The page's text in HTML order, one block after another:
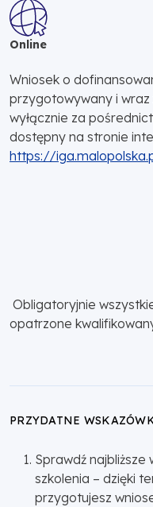
Online
Wniosek o
przygotowywany i wraz
wyłącznie za
dostępny na stronie
https://
Obligatoryjnie
opatrzone
PRZYDATNE
Sprawdź
szkolenia – dzięki
przygotujesz